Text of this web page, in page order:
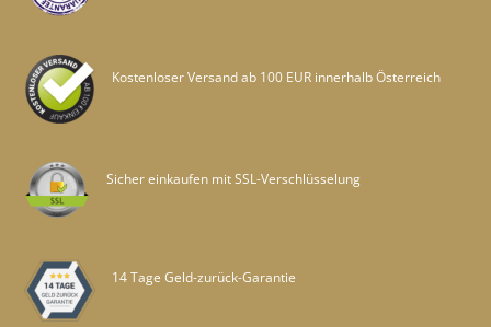
Kostenloser Versand ab 100 EUR innerhalb Österreich
Sicher einkaufen mit SSL-Verschlüsselung
14 Tage Geld-zurück-Garantie